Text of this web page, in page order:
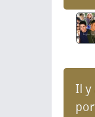
Il y